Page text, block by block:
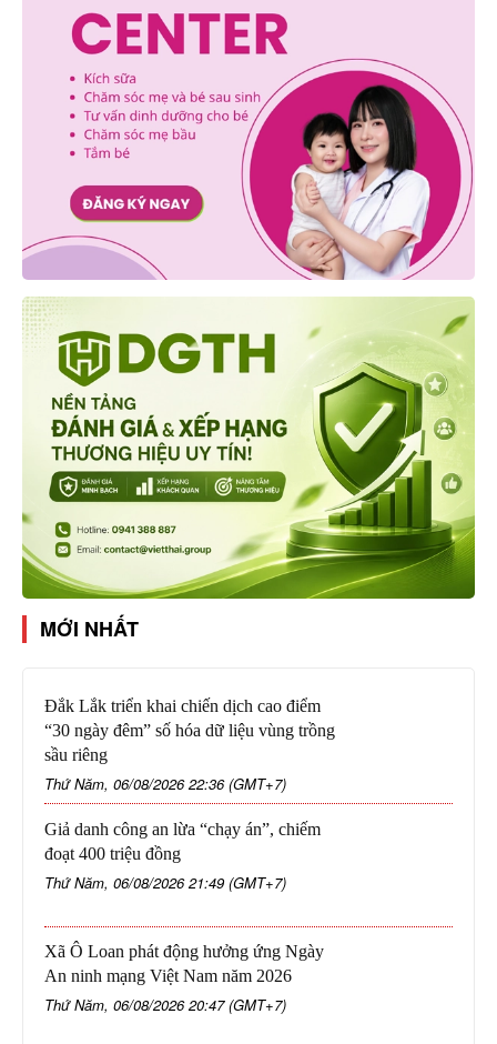
MỚI NHẤT
Đắk Lắk triển khai chiến dịch cao điểm
“30 ngày đêm” số hóa dữ liệu vùng trồng
sầu riêng
Thứ Năm, 06/08/2026 22:36 (GMT+7)
Giả danh công an lừa “chạy án”, chiếm
đoạt 400 triệu đồng
Thứ Năm, 06/08/2026 21:49 (GMT+7)
Xã Ô Loan phát động hưởng ứng Ngày
An ninh mạng Việt Nam năm 2026
Thứ Năm, 06/08/2026 20:47 (GMT+7)